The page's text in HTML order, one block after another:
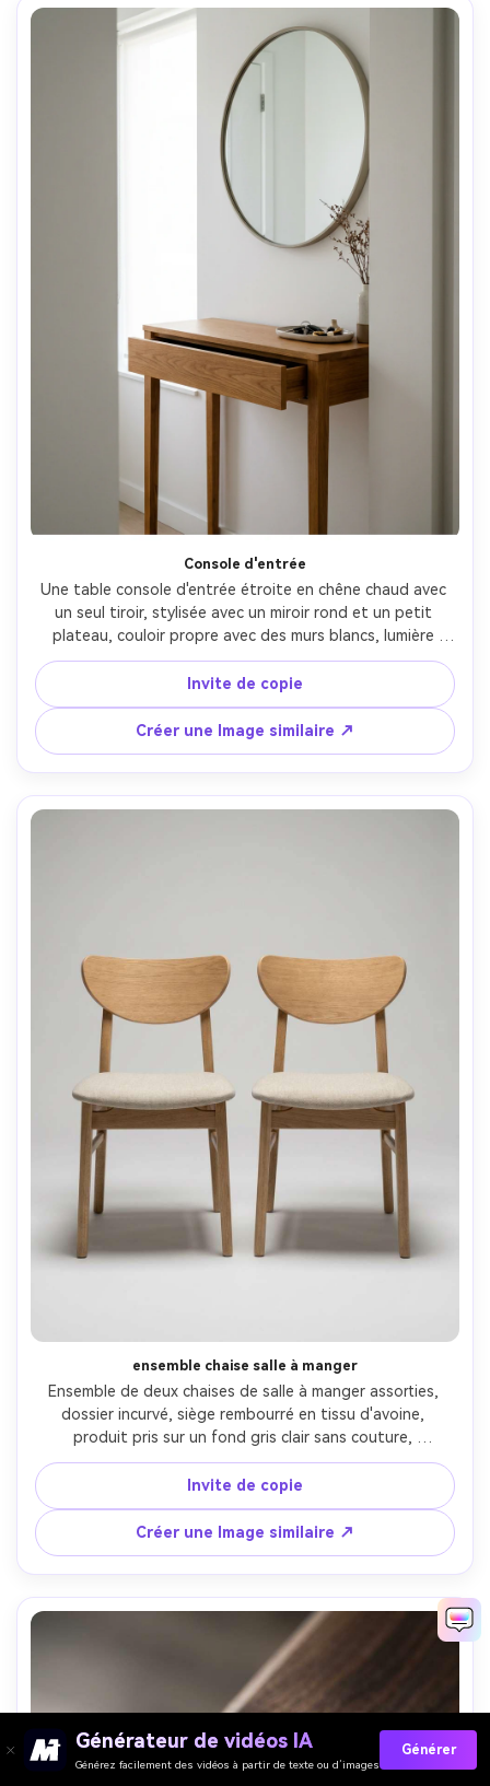
Console d'entrée
Une table console d'entrée étroite en chêne chaud avec
un seul tiroir, stylisée avec un miroir rond et un petit
plateau, couloir propre avec des murs blancs, lumière
naturelle douce, prise sur Sony A7R IV, 35mm, f/4.5,
photoréaliste, style intérieur éditorial, composition
équilibrée-AR 4:5
Invite de copie
Créer une Image similaire ↗
ensemble chaise salle à manger
Ensemble de deux chaises de salle à manger assorties,
dossier incurvé, siège rembourré en tissu d'avoine,
produit pris sur un fond gris clair sans couture,
composition symétrique, éclairage softbox avec ombre
douce, prise sur Canon EOS R5, 70mm, f/11, bords nets,
style photoréaliste de liste de commerce électronique- -
ar 4:5
Invite de copie
Créer une Image similaire ↗
Générateur de vidéos IA
Générez facilement des vidéos à partir de texte ou d’images
Générer